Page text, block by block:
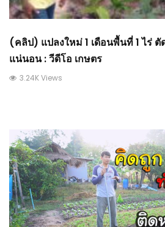
(คลิป) แปลงใหม่ 1 เดือนพื้นที่ 1 ไร่
แน่นอน : วีดีโอ เกษตร
3.24K Views